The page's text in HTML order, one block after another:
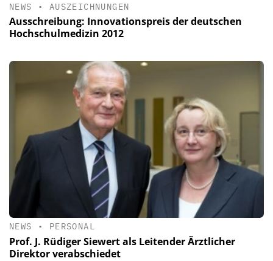
NEWS • AUSZEICHNUNGEN
Ausschreibung: Innovationspreis der deutschen
Hochschulmedizin 2012
NEWS • PERSONAL
Prof. J. Rüdiger Siewert als Leitender Ärztlicher
Direktor verabschiedet